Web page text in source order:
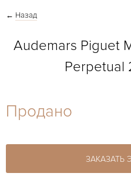
27-44
← Назад
Audemars Piguet
Perpetual
Продано
ЗАКАЗАТЬ